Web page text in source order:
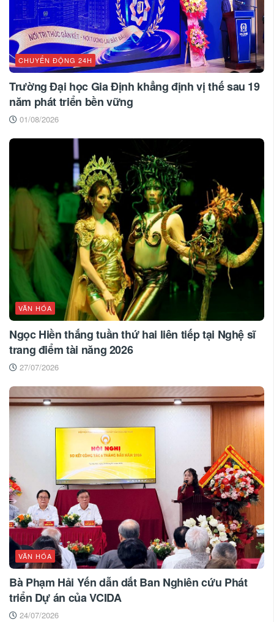
CHUYỂN ĐỘNG 24H
Trường Đại học Gia Định khẳng định vị thế sau 19
năm phát triển bền vững
01/08/2026
VĂN HÓA
Ngọc Hiền thắng tuần thứ hai liên tiếp tại Nghệ sĩ
trang điểm tài năng 2026
27/07/2026
VĂN HÓA
Bà Phạm Hải Yến dẫn dắt Ban Nghiên cứu Phát
triển Dự án của VCIDA
24/07/2026